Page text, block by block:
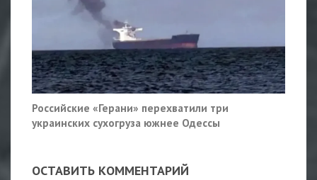
Российские «Герани» перехватили три
украинских сухогруза южнее Одессы
ОСТАВИТЬ КОММЕНТАРИЙ